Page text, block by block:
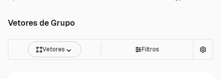
Vetores de Grupo
Vetores Filtros